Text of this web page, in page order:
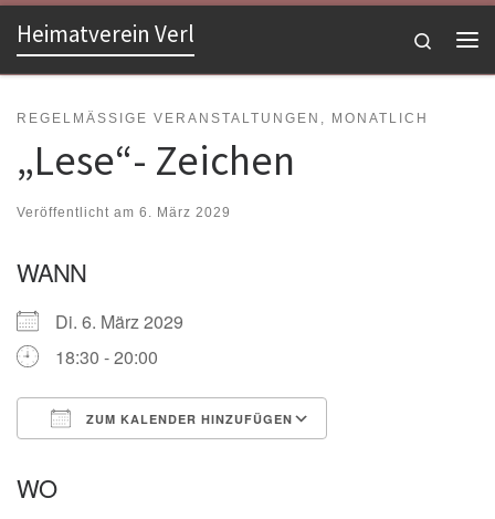
Zum Inhalt springen
Heimatverein Verl
Search
REGELMÄSSIGE VERANSTALTUNGEN, MONATLICH
„Lese“- Zeichen
Veröffentlicht am 6. März 2029
WANN
Di. 6. März 2029
18:30 - 20:00
ZUM KALENDER HINZUFÜGEN
WO